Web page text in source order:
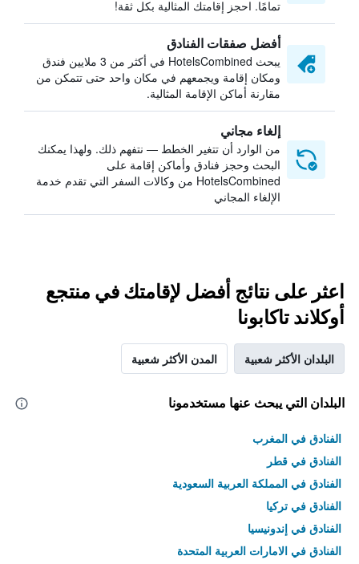
تمامًا. احجز إقامتك المثالية بكل ثقة!
أفضل صفقات الفنادق
يبحث HotelsCombined في أكثر من 3 ملايين فندق
ومكان إقامة ويجمعهم في مكان واحد حتى تتمكن من
مقارنة أماكن الإقامة المثالية.
إلغاء مجاني
من الوارد أن تتغير الخطط — نتفهم ذلك. ولهذا يمكنك
البحث وحجز فنادق وأماكن إقامة على
HotelsCombined من وكالات السفر التي تقدم خدمة
الإلغاء المجاني
اعثر على نتائج أفضل لإقامتك في منتجع
أوكلاند تاكابونا
البلدان الأكثر شعبية المدن الأكثر شعبية
البلدان التي يبحث عنها مستخدمونا
الفنادق في المغرب
الفنادق في قطر
الفنادق في المملكة العربية السعودية
الفنادق في تركيا
الفنادق في إندونيسيا
الفنادق في الامارات العربية المتحدة